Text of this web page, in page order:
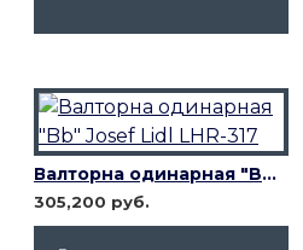
Валторна одинарная "Bb" Josef Lidl LHR-317
305,200 руб.